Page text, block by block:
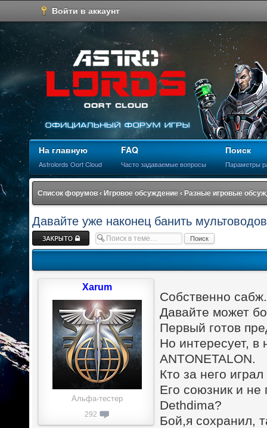
Войти в аккаунт
На главную
Astrolords Oort Cloud
FAQ
Часто задаваемые вопросы
Поиск
Параметры
Список форумов ‹ Игровое обсуждение ‹ Разные игровые
Давайте уже наконец банить
Закрыто
Собственно сабж.
Давайте может
Первый готов
Но интересует,
ANTONETALON.
Кто за него
Его союзник и не
Dethdima?
Бой,я сохранил,
Xarum
Альфа-тестер
292